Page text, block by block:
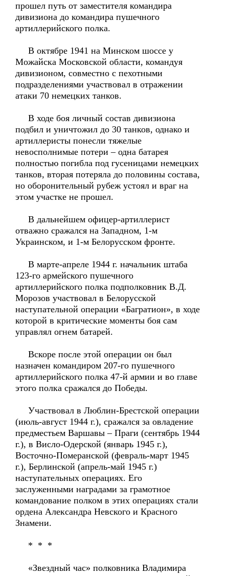
прошел путь от заместителя командира
дивизиона до командира пушечного
артиллерийского полка.
В октябре 1941 на Минском шоссе у
Можайска Московской области, командуя
дивизионом, совместно с пехотными
подразделениями участвовал в отражении
атаки 70 немецких танков.
В ходе боя личный состав дивизиона
подбил и уничтожил до 30 танков, однако и
артиллеристы понесли тяжелые
невосполнимые потери – одна батарея
полностью погибла под гусеницами немецких
танков, вторая потеряла до половины состава,
но оборонительный рубеж устоял и враг на
этом участке не прошел.
В дальнейшем офицер-артиллерист
отважно сражался на Западном, 1-м
Украинском, и 1-м Белорусском фронте.
В марте-апреле 1944 г. начальник штаба
123-го армейского пушечного
артиллерийского полка подполковник В.Д.
Морозов участвовал в Белорусской
наступательной операции «Багратион», в ходе
которой в критические моменты боя сам
управлял огнем батарей.
Вскоре после этой операции он был
назначен командиром 207-го пушечного
артиллерийского полка 47-й армии и во главе
этого полка сражался до Победы.
Участвовал в Люблин-Брестской операции
(июль-август 1944 г.), сражался за овладение
предместьем Варшавы – Праги (сентябрь 1944
г.), в Висло-Одерской (январь 1945 г.),
Восточно-Померанской (февраль-март 1945
г.), Берлинской (апрель-май 1945 г.)
наступательных операциях. Его
заслуженными наградами за грамотное
командование полком в этих операциях стали
ордена Александра Невского и Красного
Знамени.
* * *
«Звездный час» полковника Владимира